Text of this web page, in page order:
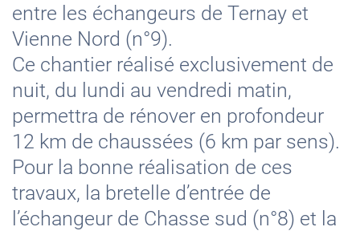
entre les échangeurs de Ternay et
Vienne Nord (n°9).
Ce chantier réalisé exclusivement de
nuit, du lundi au vendredi matin,
permettra de rénover en profondeur
12 km de chaussées (6 km par sens).
Pour la bonne réalisation de ces
travaux, la bretelle d’entrée de
l’échangeur de Chasse sud (n°8) et la